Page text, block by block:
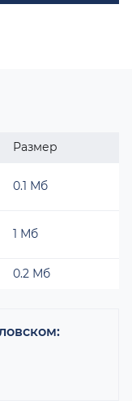
Размер
0.1 Мб
1 Мб
0.2 Мб